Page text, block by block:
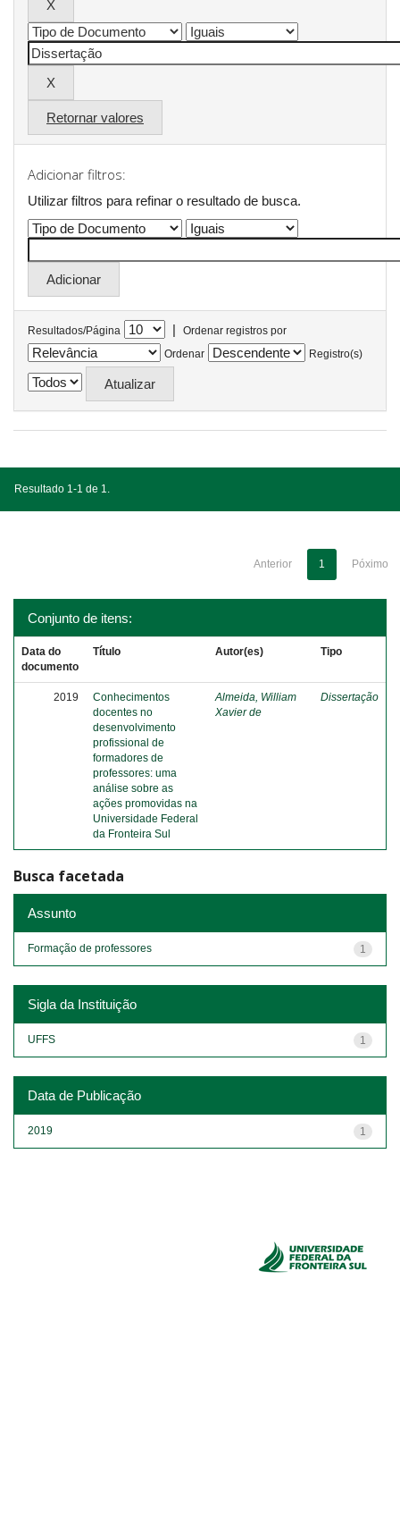
Retornar valores
Adicionar filtros:
Utilizar filtros para refinar o resultado de busca.
Resultados/Página |
Ordenar registros por
Ordenar
Registro(s)
Resultado 1-1 de 1.
Anterior 1 Póximo
Conjunto de itens:
Data do
documento
Título Autor(es) Tipo
2019
Conhecimentos
docentes no
desenvolvimento
profissional de
formadores de
professores: uma
análise sobre as
ações promovidas na
Universidade Federal
da Fronteira Sul
Almeida, William
Xavier de
Dissertação
Busca facetada
Assunto
1
Formação de professores
Sigla da Instituição
1
UFFS
Data de Publicação
1
2019